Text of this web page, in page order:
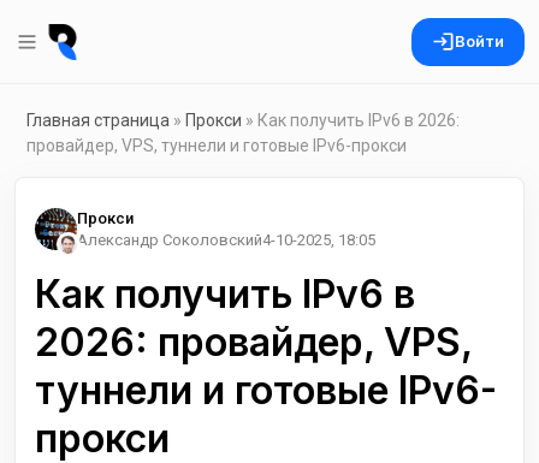
Войти
Главная страница » Прокси » Как получить IPv6 в 2026:
провайдер, VPS, туннели и готовые IPv6-прокси
Прокси
Александр Соколовский4-10-2025, 18:05
Как получить IPv6 в
2026: провайдер, VPS,
туннели и готовые IPv6-
прокси